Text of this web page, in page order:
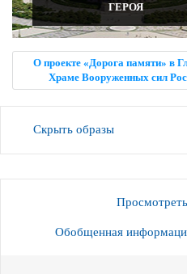
ГЕРОЯ
О проекте «Дорога памяти» в
Храме Вооруженных сил
Скрыть образы
Обобщенная